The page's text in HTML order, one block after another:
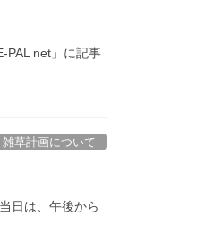
PAL net」に記事
雑草計画について
日は、午後から